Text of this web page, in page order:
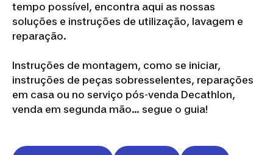
tempo possível, encontra aqui as nossas
soluções e instruções de utilização, lavagem e
reparação.
Instruções de montagem, como se iniciar,
instruções de peças sobresselentes, reparações
em casa ou no serviço pós-venda Decathlon,
venda em segunda mão... segue o guia!